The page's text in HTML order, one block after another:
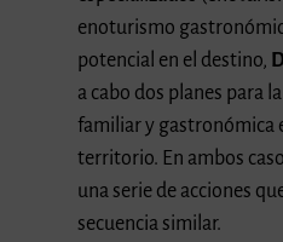
enoturismo
potencial en el destino,
a cabo dos planes para
familiar y gastronómica
territorio. En ambos
una serie de acciones
secuencia similar.